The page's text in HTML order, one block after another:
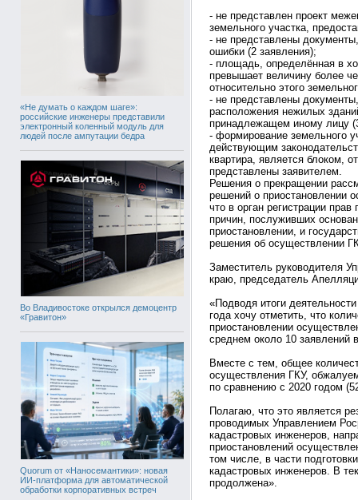
«Не думать о каждом шаге»:
российские инженеры представили
электронный коленный модуль для
людей после ампутации бедра
Во Владивостоке открылся демоцентр
«Гравитон»
Quorum от «Наносемантики»: новая
ИИ-платформа для автоматической
обработки корпоративных встреч
- не представлен проект
земельного участка,
- не представлены
ошибки (2 заявления);
- площадь, определённая в
превышает величину более
относительно этого
- не представлены
расположения нежилых
принадлежащем иному лицу
- формирование земельного
действующим
квартира, является блоком,
представлены заявителем.
Решения о прекращении
решений о приостановлении
что в орган регистрации
причин, послуживших
приостановлении, и
решения об осуществлении
Заместитель руководителя
краю, председатель
«Подводя итоги
года хочу отметить, что
приостановлении
среднем около 10 заявлений
Вместе с тем, общее
осуществления ГКУ,
по сравнению с 2020 годом
Полагаю, что это является
проводимых Управлением
кадастровых инженеров,
приостановлений
том числе, в части
кадастровых инженеров. В
продолжена».